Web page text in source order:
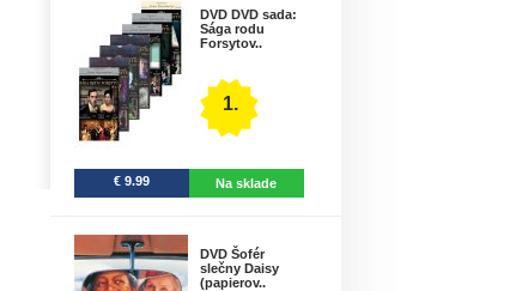
DVD DVD sada:
Sága rodu
Forsytov..
1.
€ 9.99 Na sklade
DVD Šofér
slečny Daisy
(papierov..